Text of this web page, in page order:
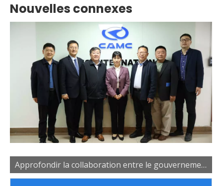
Nouvelles connexes
Approfondir la collaboration entre le gouvernement, les universités et les entreprises pour favoriser le développement des talents industriels